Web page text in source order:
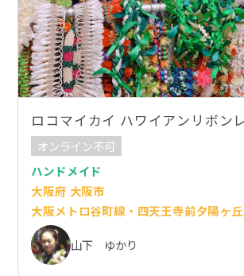
ロコマイカイ ハワイアンリボン
オンライン不可
ハンドメイド
大阪府 大阪市
大阪メトロ谷町線・四天王寺前夕陽ヶ
山下 ゆかり